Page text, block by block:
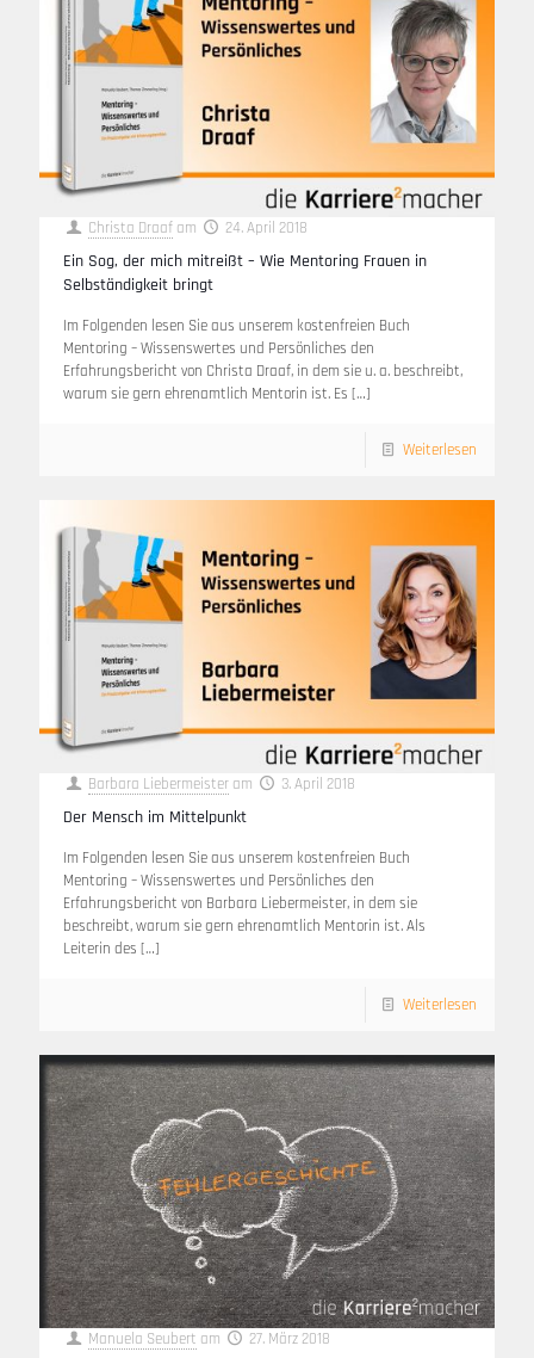
Christa Draaf am 24. April 2018
Ein Sog, der mich mitreißt – Wie Mentoring Frauen in
Selbständigkeit bringt
Im Folgenden lesen Sie aus unserem kostenfreien Buch
Mentoring – Wissenswertes und Persönliches den
Erfahrungsbericht von Christa Draaf, in dem sie u. a. beschreibt,
warum sie gern ehrenamtlich Mentorin ist. Es […]
Weiterlesen
Barbara Liebermeister am 3. April 2018
Der Mensch im Mittelpunkt
Im Folgenden lesen Sie aus unserem kostenfreien Buch
Mentoring – Wissenswertes und Persönliches den
Erfahrungsbericht von Barbara Liebermeister, in dem sie
beschreibt, warum sie gern ehrenamtlich Mentorin ist. Als
Leiterin des […]
Weiterlesen
Manuela Seubert am 27. März 2018